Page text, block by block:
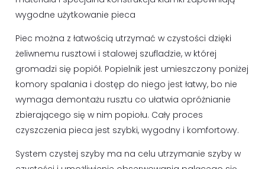
wygodne użytkowanie pieca
Piec można z łatwością utrzymać w czystości dzięki
żeliwnemu rusztowi i stalowej szufladzie, w której
gromadzi się popiół. Popielnik jest umieszczony poniżej
komory spalania i dostęp do niego jest łatwy, bo nie
wymaga demontażu rusztu co ułatwia opróżnianie
zbierającego się w nim popiołu. Cały proces
czyszczenia pieca jest szybki, wygodny i komfortowy.
System czystej szyby ma na celu utrzymanie szyby w